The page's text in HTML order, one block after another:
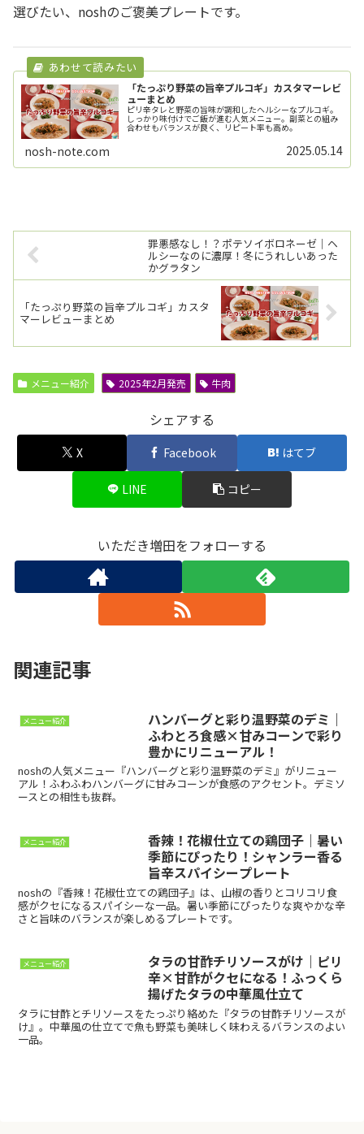
選びたい、noshのご褒美プレートです。
「たっぷり野菜の旨辛プルコギ」カスタマーレビ
ューまとめ
ピリ辛タレと野菜の旨味が調和したヘルシーなプルコギ。
しっかり味付けでご飯が進む人気メニュー。副菜との組み
合わせもバランスが良く、リピート率も高め。
nosh-note.com 2025.05.14
罪悪感なし！？ポテソイボロネーゼ｜ヘ
ルシーなのに濃厚！冬にうれしいあった
かグラタン
「たっぷり野菜の旨辛プルコギ」カスタ
マーレビューまとめ
メニュー紹介 2025年2月発売 牛肉
シェアする
X Facebook はてブ
LINE コピー
いただき増田をフォローする
関連記事
メニュー紹介
ハンバーグと彩り温野菜のデミ｜
ふわとろ食感×甘みコーンで彩り
豊かにリニューアル！
noshの人気メニュー『ハンバーグと彩り温野菜のデミ』がリニュー
アル！ふわふわハンバーグに甘みコーンが食感のアクセント。デミソ
ースとの相性も抜群。
メニュー紹介
香辣！花椒仕立ての鶏団子｜暑い
季節にぴったり！シャンラー香る
旨辛スパイシープレート
noshの『香辣！花椒仕立ての鶏団子』は、山椒の香りとコリコリ食
感がクセになるスパイシーな一品。暑い季節にぴったりな爽やかな辛
さと旨味のバランスが楽しめるプレートです。
メニュー紹介
タラの甘酢チリソースがけ｜ピリ
辛×甘酢がクセになる！ふっくら
揚げたタラの中華風仕立て
タラに甘酢とチリソースをたっぷり絡めた『タラの甘酢チリソースが
け』。中華風の仕立てで魚も野菜も美味しく味わえるバランスのよい
一品。